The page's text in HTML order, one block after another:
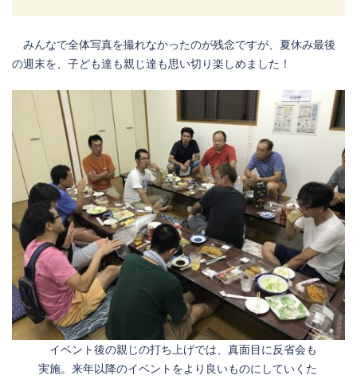
みんなで全体写真を撮れなかったのが残念ですが、夏休み最後
の週末を、子ども達も親じ達も思い切り楽しめました！
イベント後の親じの打ち上げでは、真面目に反省会も
実施。来年以降のイベントをより良いものにしていくた